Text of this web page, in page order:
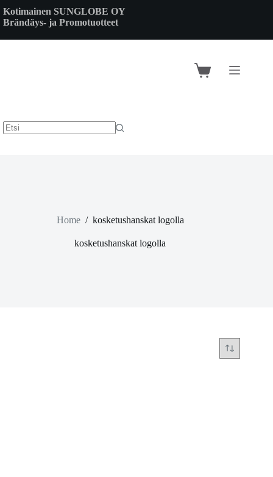
to
content
Kotimainen SUNGLOBE OY
Brändäys- ja Promotuotteet
Shopping
Home / kosketushanskat logolla
kosketushanskat logolla